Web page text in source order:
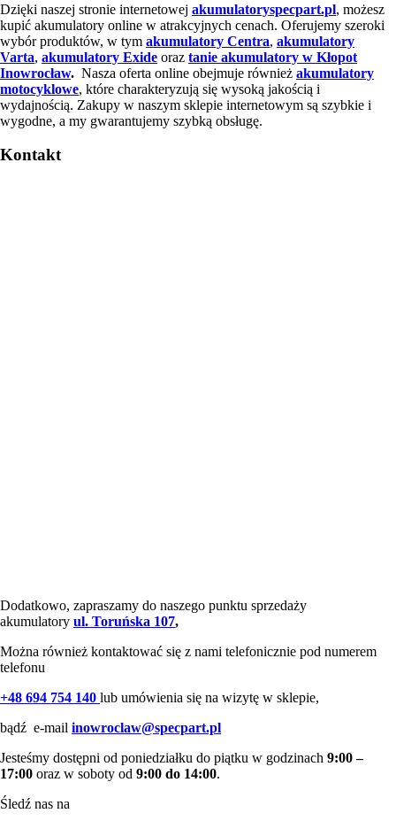
Dzięki naszej stronie internetowej akumulatoryspecpart.pl, możesz
kupić akumulatory online w atrakcyjnych cenach. Oferujemy szeroki
wybór produktów, w tym akumulatory Centra, akumulatory
Varta, akumulatory Exide oraz tanie akumulatory w Kłopot
Inowrocław. Nasza oferta online obejmuje również akumulatory
motocyklowe, które charakteryzują się wysoką jakością i
wydajnością. Zakupy w naszym sklepie internetowym są szybkie i
wygodne, a my gwarantujemy szybką obsługę.
Kontakt
Dodatkowo, zapraszamy do naszego punktu sprzedaży
akumulatory ul. Toruńska 107,
Można również kontaktować się z nami telefonicznie pod numerem
telefonu
+48 694 754 140 lub umówienia się na wizytę w sklepie,
bądź e-mail inowroclaw@specpart.pl
Jesteśmy dostępni od poniedziałku do piątku w godzinach 9:00 –
17:00 oraz w soboty od 9:00 do 14:00.
Śledź nas na